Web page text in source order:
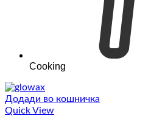
Cooking
Додади во кошничка
Quick View